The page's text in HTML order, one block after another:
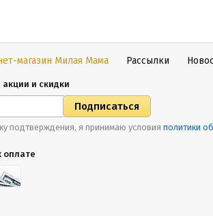
магазин Милая Мама Рассылки
и скидки
подтверждения, я принимаю условия политики
оплате